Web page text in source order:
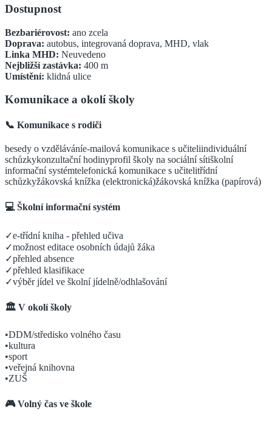
Dostupnost
Bezbariérovost: ano zcela
Doprava: autobus, integrovaná doprava, MHD, vlak
Linka MHD: Neuvedeno
Nejbližší zastávka: 400 m
Umístění: klidná ulice
Komunikace a okolí školy
📞 Komunikace s rodiči
besedy o vzděláváníe-mailová komunikace s učiteliindividuální
schůzkykonzultační hodinyprofil školy na sociální sítiškolní
informační systémtelefonická komunikace s učitelitřídní
schůzkyžákovská knížka (elektronická)žákovská knížka (papírová)
💻 Školní informační systém
✓e-třídní kniha - přehled učiva
✓možnost editace osobních údajů žáka
✓přehled absence
✓přehled klasifikace
✓výběr jídel ve školní jídelně/odhlašování
🏛️ V okolí školy
•DDM/středisko volného času
•kultura
•sport
•veřejná knihovna
•ZUŠ
🎮 Volný čas ve škole